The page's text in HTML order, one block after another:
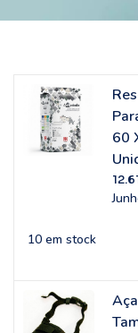
60
10 em stock